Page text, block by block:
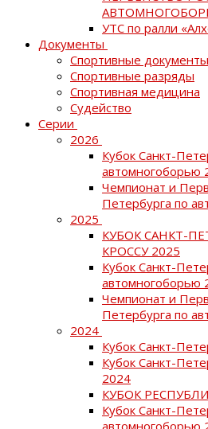
УТС по ралли
Документы
Спортивные документы
Спортивные разряды
Спортивная медицина
Судейство
Серии
2026
Кубок Санкт-
автомногоборью
Чемпионат и
Петербурга по
2025
КУБОК САНКТ-
КРОССУ 2025
Кубок Санкт-
автомногоборью
Чемпионат и
Петербурга по
2024
Кубок Санкт-
Кубок Санкт-
2024
КУБОК
Кубок Санкт-
автомногоборью